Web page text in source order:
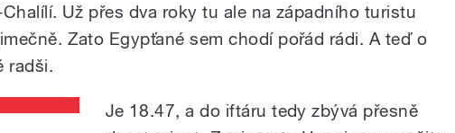
Už přes dva roky tu ale na západního turistu
Zato Egypťané sem chodí pořád rádi. A teď o
radši.
Je 18.47, a do iftáru tedy zbývá přesně